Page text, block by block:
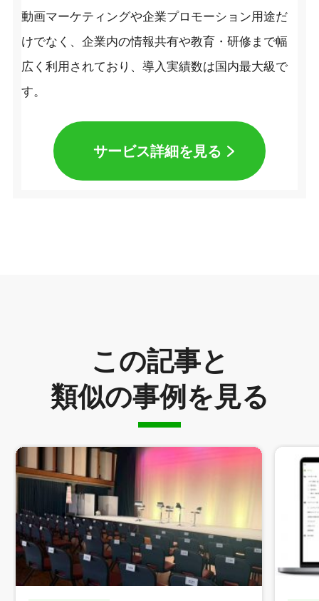
動画マーケティングや企業プロモーション用途だ
けでなく、企業内の情報共有や教育・研修まで幅
広く利用されており、導入実績数は国内最大級で
す。
サービス詳細を見る
この記事と
類似の事例を見る